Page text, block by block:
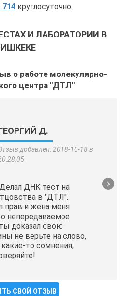
714 круглосуточно.
И ЛАБОРАТОРИИ В
о работе молекулярно-
центра "ДТЛ"
Д.
добавлен: 2018-10-18 в
ДНК тест на
в "ДТЛ".
прав и жена меня
непередаваемое
доказал свою
не верьте на слово,
то сомнения,
СВОЙ ОТЗЫВ